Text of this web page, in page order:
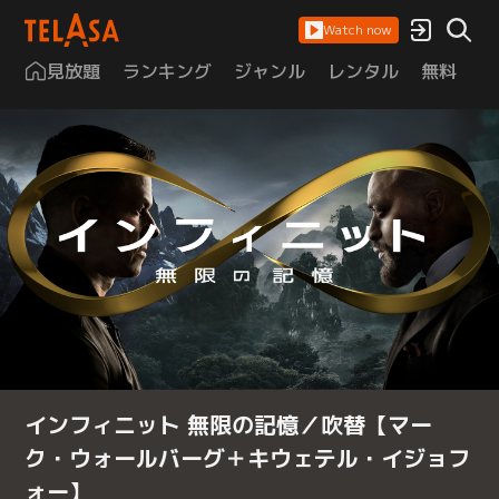
Watch now
見放題 ランキング ジャンル レンタル 無料
インフィニット 無限の記憶／吹替【マー
ク・ウォールバーグ＋キウェテル・イジョフ
ォー】